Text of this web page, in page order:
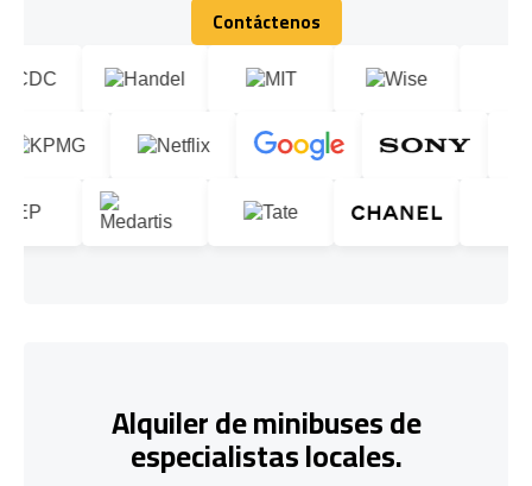
Contáctenos
Contáctenos
Alquiler de minibuses de
especialistas locales.